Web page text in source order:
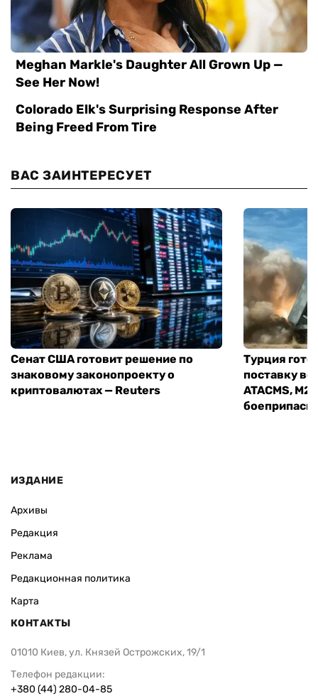
ВАС ЗАИНТЕРЕСУЕТ
Сенат США готовит решение по
знаковому законопроекту о
криптовалютах — Reuters
Турция
поставку
ATACMS,
боеприпасы
ИЗДАНИЕ
Архивы
Редакция
Реклама
Редакционная политика
Карта
КОНТАКТЫ
01010 Киев, ул. Князей Острожских, 19/1
Телефон редакции:
+380 (44) 280-04-85